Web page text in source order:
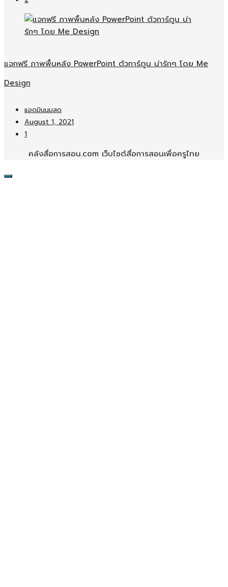
แจกฟรี ภาพพื้นหลัง PowerPoint ตัวการ์ตูน น่ารักๆ โดย Me
Design
แอดมินนมสด
August 1, 2021
1
คลังสื่อการสอน.com เว็บไซต์สื่อการสอนเพื่อครูไทย